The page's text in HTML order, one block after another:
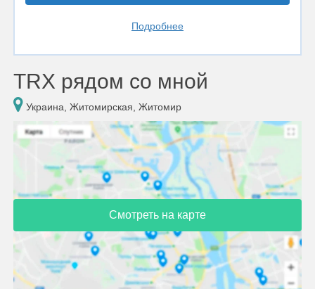
Подробнее
TRX рядом со мной
Украина, Житомирская, Житомир
Смотреть на карте